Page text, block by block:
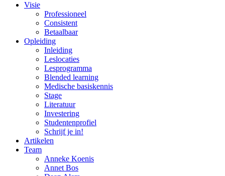
Visie
Professioneel
Consistent
Betaalbaar
Opleiding
Inleiding
Leslocaties
Lesprogramma
Blended learning
Medische basiskennis
Stage
Literatuur
Investering
Studentenprofiel
Schrijf je in!
Artikelen
Team
Anneke Koenis
Annet Bos